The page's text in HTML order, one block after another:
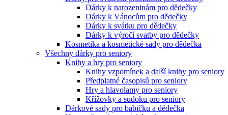
Dárky k narozeninám pro dědečky
Dárky k Vánocům pro dědečky
Dárky k svátku pro dědečky
Dárky k výročí svatby pro dědečky
Kosmetika a kosmetické sady pro dědečka
Všechny dárky pro seniory
Knihy a hry pro seniory
Knihy vzpomínek a další knihy pro seniory
Předplatné časopisů pro seniory
Hry a hlavolamy pro seniory
Křížovky a sudoku pro seniory
Dárkové sady pro babičku a dědečka